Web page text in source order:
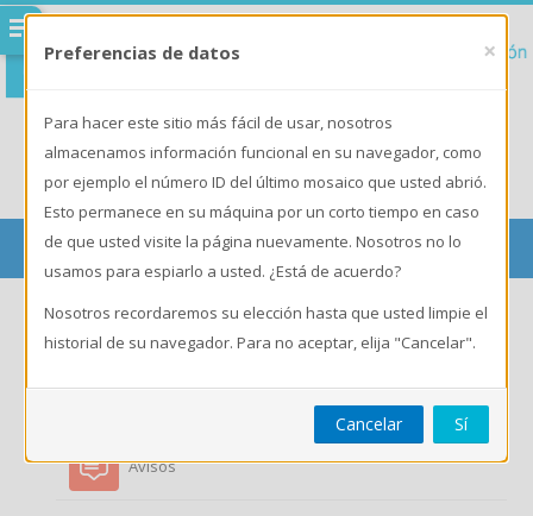
Salta al contenido principal
Nombre
de
usuario
Contraseña ¿Olvidó su nombre de usuario o contraseña?
CODEIHNRG
REGISTRARME AL CAMPUS
Buscar
Avisos
Preferencias de datos ×
Para hacer este sitio más fácil de usar, nosotros
almacenamos información funcional en su navegador, como
por ejemplo el número ID del último mosaico que usted abrió.
Esto permanece en su máquina por un corto tiempo en caso
de que usted visite la página nuevamente. Nosotros no lo
usamos para espiarlo a usted. ¿Está de acuerdo?
Nosotros recordaremos su elección hasta que usted limpie el
historial de su navegador. Para no aceptar, elija "Cancelar".
Cancelar Sí